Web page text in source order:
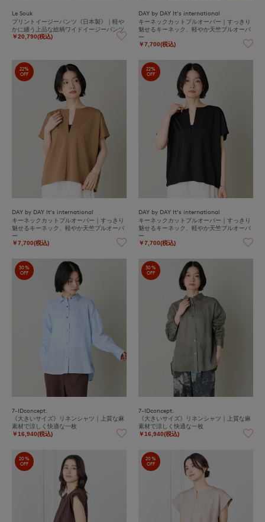
Le Souk
プリントイージーパンツ《日本製》｜軽や
かに纏う上品な総柄ワイドイージーパンツ
￥20,790(税込)
DAY by DAY It's international
キーネックカットプルオーバー｜すっきり
魅せるキーネック、軽やか天竺プルオーバ
ー
￥7,700(税込)
22%
OFF
DAY by DAY It's international
キーネックカットプルオーバー｜すっきり
魅せるキーネック、軽やか天竺プルオーバ
ー
￥7,700(税込)
22%
OFF
DAY by DAY It's international
キーネックカットプルオーバー｜すっきり
魅せるキーネック、軽やか天竺プルオーバ
ー
￥7,700(税込)
30%
OFF
7-IDconcept.
《大きいサイズ》リネンシャツ｜上質な麻
素材で涼しく快適な一枚
￥16,940(税込)
30%
OFF
7-IDconcept.
《大きいサイズ》リネンシャツ｜上質な麻
素材で涼しく快適な一枚
￥16,940(税込)
20%
OFF
20%
OFF